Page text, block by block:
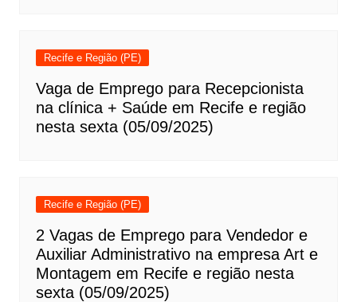
Recife e Região (PE)
Vaga de Emprego para Recepcionista
na clínica + Saúde em Recife e região
nesta sexta (05/09/2025)
Recife e Região (PE)
2 Vagas de Emprego para Vendedor e
Auxiliar Administrativo na empresa Art e
Montagem em Recife e região nesta
sexta (05/09/2025)